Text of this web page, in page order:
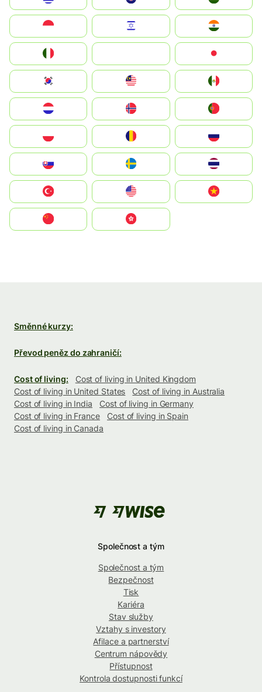
South Korea
United States
中國香港特別行政區
Směnné kurzy:
Převod peněz do zahraničí:
Cost of living:
Cost of living in United Kingdom
Cost of living in United States
Cost of living in Australia
Cost of living in India
Cost of living in Germany
Cost of living in France
Cost of living in Spain
Cost of living in Canada
Společnost a tým
Společnost a tým
Bezpečnost
Tisk
Kariéra
Stav služby
Vztahy s investory
Afilace a partnerství
Centrum nápovědy
Přístupnost
Kontrola dostupnosti funkcí